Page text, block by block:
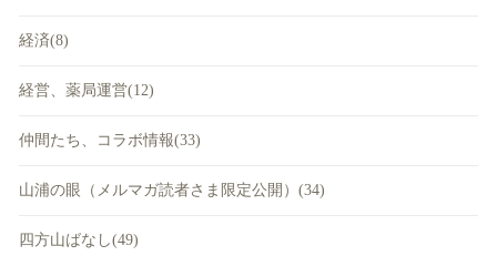
経済(8)
経営、薬局運営(12)
仲間たち、コラボ情報(33)
山浦の眼（メルマガ読者さま限定公開）(34)
四方山ばなし(49)